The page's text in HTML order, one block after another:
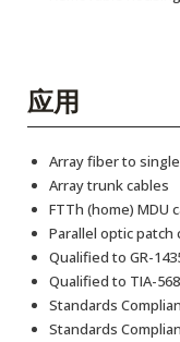
应用
Array fiber to
Array trunk cables
FTTh (home) MDU
Parallel optic patch
Qualified to GR-
Qualified to TIA-
Standards
Standards